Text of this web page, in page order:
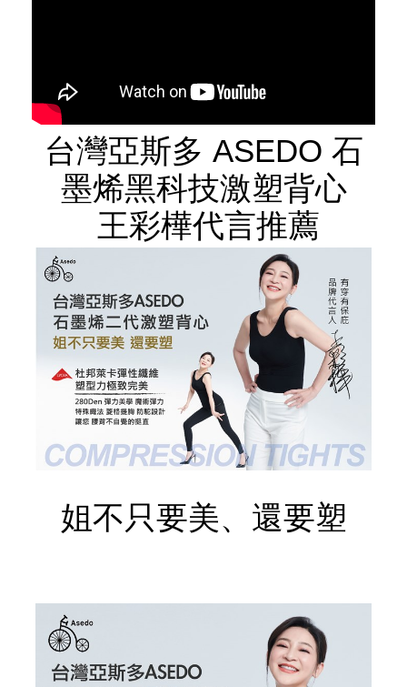
台灣亞斯多 ASEDO 石
墨烯黑科技激塑背心
王彩樺代言推薦
姐不只要美、還要塑